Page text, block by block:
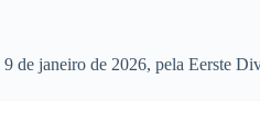
de janeiro de 2026, pela Eerste